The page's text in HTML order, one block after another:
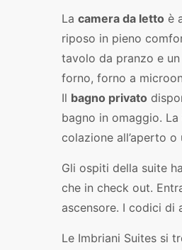
La camera da letto è
riposo in pieno
tavolo da pranzo e
forno, forno a
Il bagno privato
bagno in omaggio. La
colazione all’aperto
Gli ospiti della suite
che in check out.
ascensore. I codici di
Le Imbriani Suites si